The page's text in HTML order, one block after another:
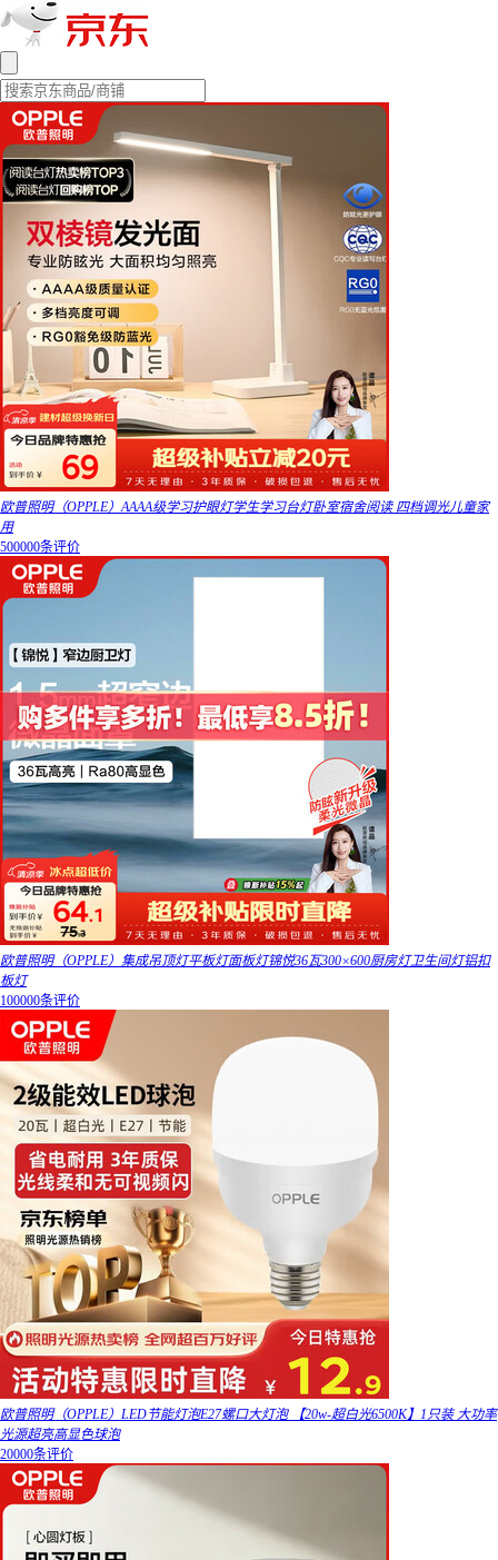
欧普照明（OPPLE）AAAA级学习护眼灯学生学习台灯卧室宿舍阅读 四档调光儿童家
用
500000条评价
欧普照明（OPPLE）集成吊顶灯平板灯面板灯锦悦36瓦300×600厨房灯卫生间灯铝扣
板灯
100000条评价
欧普照明（OPPLE）LED节能灯泡E27螺口大灯泡 【20w-超白光6500K】1只装 大功率
光源超亮高显色球泡
20000条评价